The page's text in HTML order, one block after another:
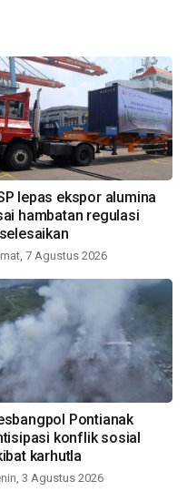
lepas ekspor alumina
hambatan regulasi
7 Agustus 2026
Pontianak
konflik sosial
karhutla
3 Agustus 2026